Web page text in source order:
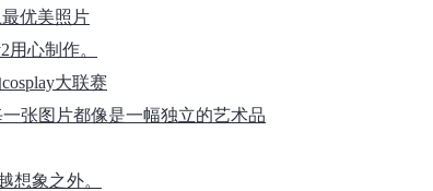
优美照片
心制作。
大联赛
张图片都像是一幅独立的艺术品
想象之外。